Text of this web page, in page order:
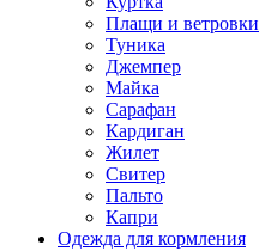
Плащи и ветровки
Туника
Джемпер
Майка
Сарафан
Кардиган
Жилет
Свитер
Пальто
Капри
Одежда для кормления